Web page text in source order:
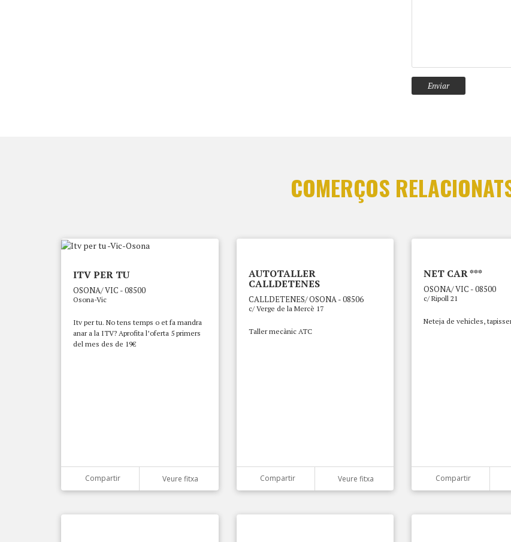
COMERÇOS
ITV PER TU
OSONA/ VIC - 08500
Osona-Vic
Itv per tu. No tens temps o et fa mandra
anar a la ITV? Aprofita l’oferta 5 primers
del mes des de 19€
Compartir Veure fitxa
AUTOTALLER
CALLDETENES
CALLDETENES/ OSONA - 08506
c/ Verge de la Mercè 17
Taller mecànic ATC
Compartir Veure fitxa
NET CAR ***
OSONA/ VIC - 08500
c/ Ripoll 21
Neteja de vehicles,
Compartir